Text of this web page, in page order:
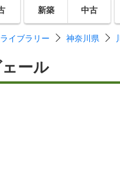
新築 中古
イブラリー 神奈川県
ール